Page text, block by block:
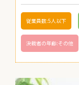
従業員数:5人以下
決裁者の年齢:その他